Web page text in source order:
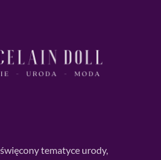
tematyce urody,